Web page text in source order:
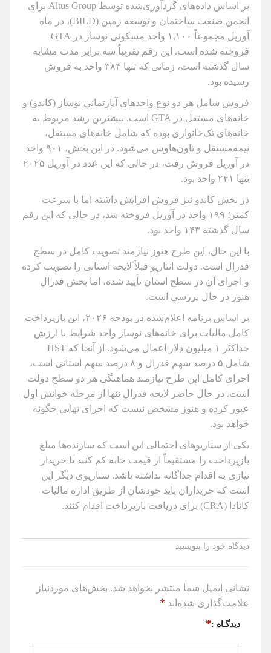
بر اساس داده‌های گردآوری‌شده توسط Altus Group برای
انجمن صنعت ساختمان و توسعه زمین (BILD)، در ماه
آوریل مجموعاً ۱,۱۰۰ واحد مسکونی نوساز در GTA
فروخته شده است. این رقم تقریباً سه برابر مدت مشابه
سال گذشته است، زمانی که تنها ۳۸۴ واحد به فروش
رسیده بود.
فروش شامل هر دو نوع واحدهای آپارتمانی نوساز (کاندو) و
خانه‌های مستقل در GTA است. بیشترین رشد مربوط به
خانه‌های تک‌خانواری بوده که شامل خانه‌های مستقل،
نیمه‌مستقل و تاون‌هاوس می‌شود. در این بخش، ۹۰۱ واحد
در آوریل فروش رفت، در حالی که این عدد در آوریل ۲۰۲۵
تنها ۲۴۱ واحد بود.
در بخش کاندو نیز فروش افزایش داشته اما با سرعت
کمتر؛ ۱۹۹ واحد در آوریل فروخته شد، در حالی که این رقم
سال گذشته ۱۴۳ واحد بود.
با این حال، این طرح هنوز نیازمند تصویب کامل در سطح
فدرال است. دولت انتاریو قبلاً لایحه استانی را تصویب کرده
و اجرای آن در سطح استان تأیید شده، اما بخش فدرال
هنوز در حال بررسی است.
بر اساس برنامه اعلام‌شده در بودجه ۲۰۲۶، این بازپرداخت
کامل مالیات برای خانه‌های نوساز واجد شرایط با ارزش
حداکثر ۱ میلیون دلار اعمال می‌شود. از آنجا که HST
شامل ۵ درصد سهم فدرال و ۸ درصد سهم استانی است،
اجرای کامل این طرح نیازمند هماهنگی هر دو سطح دولت
است. در حال حاضر لایحه فدرال تنها از مرحله خوانش اول
عبور کرده و هنوز مشخص نیست که اجرای نهایی چگونه
خواهد بود.
یکی از سناریوهای احتمالی این است که سازنده‌ها مبلغ
بازپرداخت را مستقیماً از قیمت خانه کم کنند تا خریدار
نیازی به اقدام جداگانه نداشته باشد. سناریوی دیگر این
است که خریداران باید خودشان از طریق اداره مالیات
کانادا (CRA) برای دریافت بازپرداخت اقدام کنند.
دیدگاه خود را بنویسید
نشانی ایمیل شما منتشر نخواهد شد. بخش‌های موردنیاز
علامت‌گذاری شده‌اند *
دیدگـاه :*